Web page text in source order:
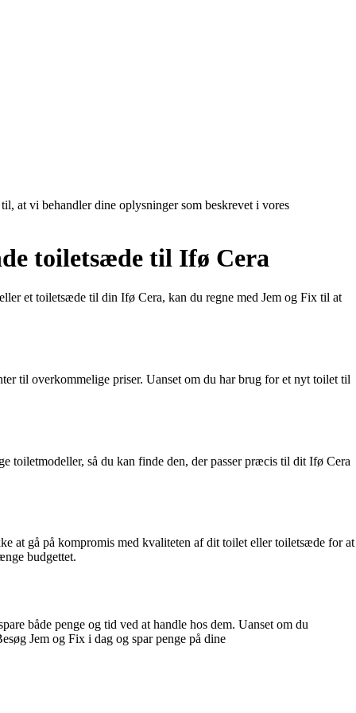
at vi behandler dine oplysninger som beskrevet i vores
toiletsæde til Ifø Cera
et toiletsæde til din Ifø Cera, kan du regne med Jem og Fix til at
til overkommelige priser. Uanset om du har brug for et nyt toilet til
toiletmodeller, så du kan finde den, der passer præcis til dit Ifø Cera
at gå på kompromis med kvaliteten af ​​dit toilet eller toiletsæde for at
budgettet.
både penge og tid ved at handle hos dem. Uanset om du
Jem og Fix i dag og spar penge på dine